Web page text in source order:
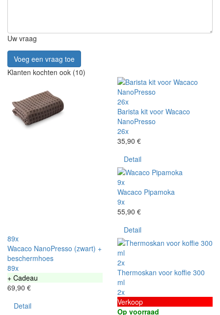
Uw vraag
Voeg een vraag toe
Klanten kochten ook (10)
89x
Wacaco NanoPresso (zwart) +
beschermhoes
89x
+ Cadeau
69,90 €
Detail
26x
Barista kit voor Wacaco
NanoPresso
26x
35,90 €
Detail
9x
Wacaco Pipamoka
9x
55,90 €
Detail
2x
Thermoskan voor koffie 300
ml
2x
Verkoop
Op voorraad